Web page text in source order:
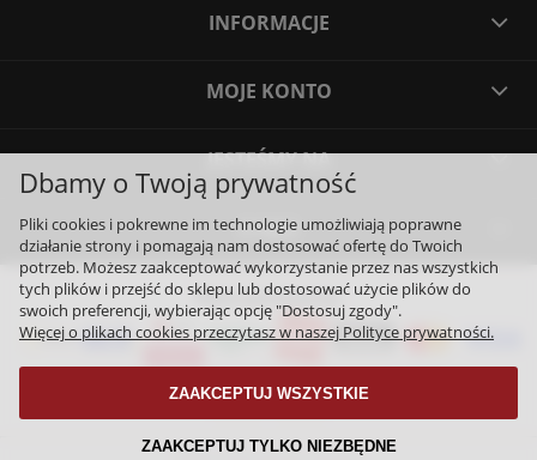
INFORMACJE
MOJE KONTO
JESTEŚMY NA
O NAS
Nasi partnerzy:
Dbamy o Twoją prywatność
Pliki cookies i pokrewne im technologie umożliwiają poprawne
działanie strony i pomagają nam dostosować ofertę do Twoich
potrzeb. Możesz zaakceptować wykorzystanie przez nas wszystkich
tych plików i przejść do sklepu lub dostosować użycie plików do
swoich preferencji, wybierając opcję "Dostosuj zgody".
Więcej o plikach cookies przeczytasz w naszej Polityce prywatności.
ZAAKCEPTUJ TYLKO NIEZBĘDNE
ZAAKCEPTUJ WSZYSTKIE